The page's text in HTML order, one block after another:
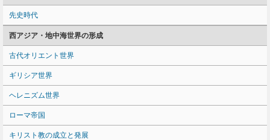
先史時代
西アジア・地中海世界の形成
古代オリエント世界
ギリシア世界
ヘレニズム世界
ローマ帝国
キリスト教の成立と発展